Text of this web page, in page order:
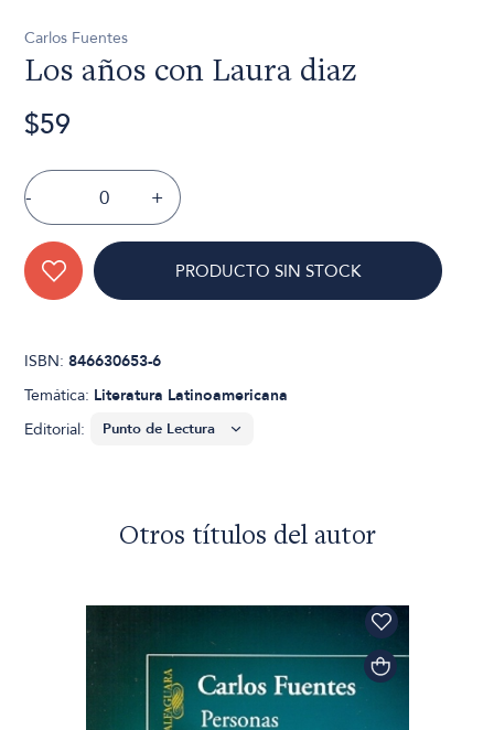
Carlos Fuentes
Los años con Laura diaz
$59
- +
PRODUCTO SIN STOCK
ISBN:846630653-6
Temática: Literatura Latinoamericana
Editorial:
Otros títulos del autor